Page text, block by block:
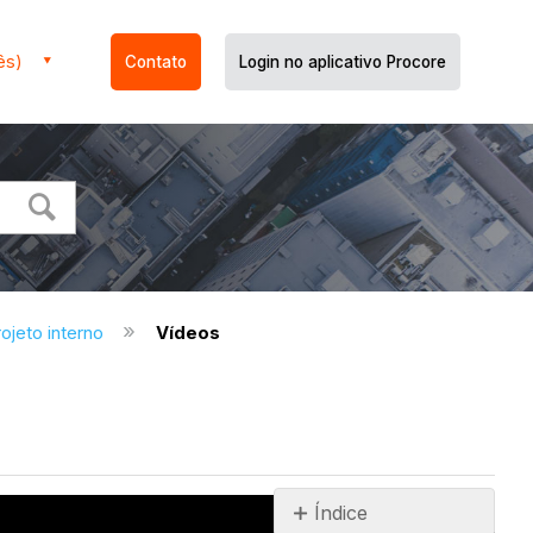
Contato Login no aplicativo Procore
interno Vídeos
Índice